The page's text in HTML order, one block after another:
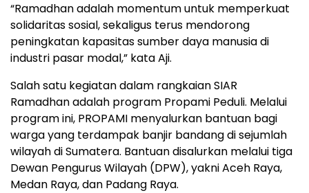
“Ramadhan adalah momentum untuk memperkuat
solidaritas sosial, sekaligus terus mendorong
peningkatan kapasitas sumber daya manusia di
industri pasar modal,” kata Aji.
Salah satu kegiatan dalam rangkaian SIAR
Ramadhan adalah program Propami Peduli. Melalui
program ini, PROPAMI menyalurkan bantuan bagi
warga yang terdampak banjir bandang di sejumlah
wilayah di Sumatera. Bantuan disalurkan melalui tiga
Dewan Pengurus Wilayah (DPW), yakni Aceh Raya,
Medan Raya, dan Padang Raya.